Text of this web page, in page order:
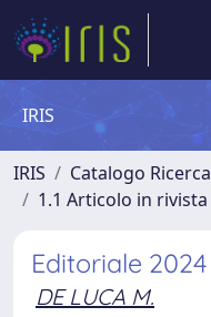
IRIS
IRIS Catalogo Ricerca
1.1 Articolo in rivista
Editoriale 2024
DE LUCA M.